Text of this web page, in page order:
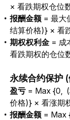
× 看跌期权仓位
报酬金额 = 最大
结算价格)} × 看
期权权利金 = 成
看跌期权的仓位
永续合约保护
盈亏 = Max {0,
价格)} × 看涨期
报酬金额 = Max